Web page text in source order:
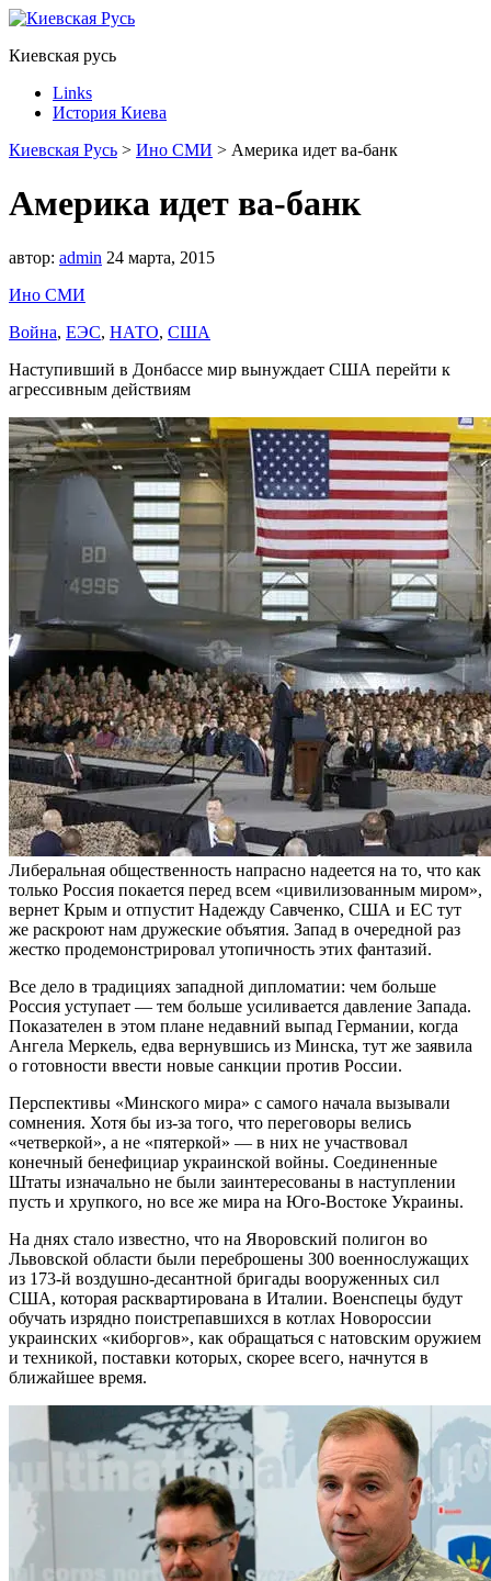
Киевская русь
Links
История Киева
Киевская Русь > Ино СМИ > Америка идет ва-банк
Америка идет ва-банк
автор: admin 24 марта, 2015
Ино СМИ
Война, ЕЭС, НАТО, США
Наступивший в Донбассе мир вынуждает США перейти к
агрессивным действиям
Либеральная общественность напрасно надеется на то, что как
только Россия покается перед всем «цивилизованным миром»,
вернет Крым и отпустит Надежду Савченко, США и ЕС тут
же раскроют нам дружеские объятия. Запад в очередной раз
жестко продемонстрировал утопичность этих фантазий.
Все дело в традициях западной дипломатии: чем больше
Россия уступает — тем больше усиливается давление Запада.
Показателен в этом плане недавний выпад Германии, когда
Ангела Меркель, едва вернувшись из Минска, тут же заявила
о готовности ввести новые санкции против России.
Перспективы «Минского мира» с самого начала вызывали
сомнения. Хотя бы из-за того, что переговоры велись
«четверкой», а не «пятеркой» — в них не участвовал
конечный бенефициар украинской войны. Соединенные
Штаты изначально не были заинтересованы в наступлении
пусть и хрупкого, но все же мира на Юго-Востоке Украины.
На днях стало известно, что на Яворовский полигон во
Львовской области были переброшены 300 военнослужащих
из 173-й воздушно-десантной бригады вооруженных сил
США, которая расквартирована в Италии. Военспецы будут
обучать изрядно поистрепавшихся в котлах Новороссии
украинских «киборгов», как обращаться с натовским оружием
и техникой, поставки которых, скорее всего, начнутся в
ближайшее время.